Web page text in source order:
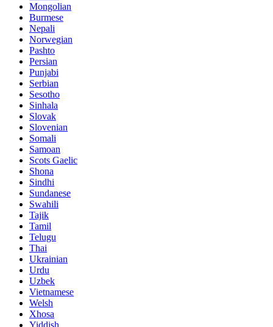
Mongolian
Burmese
Nepali
Norwegian
Pashto
Persian
Punjabi
Serbian
Sesotho
Sinhala
Slovak
Slovenian
Somali
Samoan
Scots Gaelic
Shona
Sindhi
Sundanese
Swahili
Tajik
Tamil
Telugu
Thai
Ukrainian
Urdu
Uzbek
Vietnamese
Welsh
Xhosa
Yiddish